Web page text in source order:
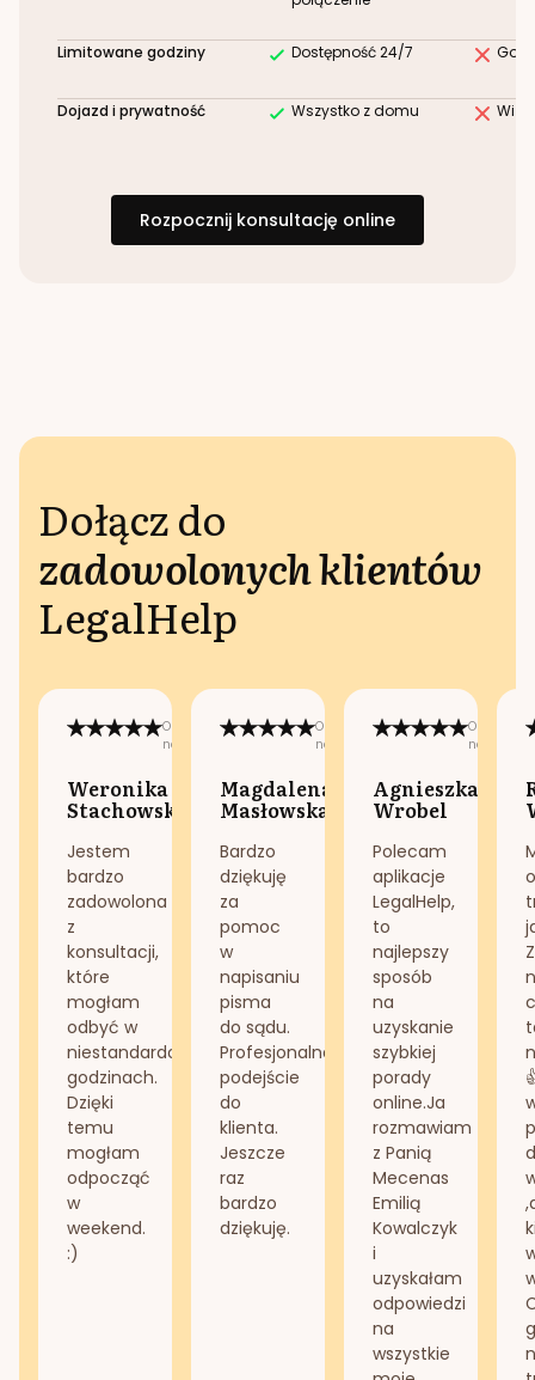
Limitowane godziny Dostępność 24/7
Dojazd i prywatność Wszystko z domu
Rozpocznij konsultację online
Dołącz do
zadowolonych klientów
LegalHelp
Opublikowano
na:
Weronika
Stachowska
Jestem
bardzo
zadowolona
z
konsultacji,
które
mogłam
odbyć w
niestandardowych
godzinach.
Dzięki
temu
mogłam
odpocząć
w
weekend.
:)
Opublikowano
na:
Magdalena
Masłowska
Bardzo
dziękuję
za
pomoc
w
napisaniu
pisma
do sądu.
Profesjonalne
podejście
do
klienta.
Jeszcze
raz
bardzo
dziękuję.
na:
Agnieszka
Wrobel
Polecam
aplikacje
LegalHelp,
to
najlepszy
sposób
na
uzyskanie
szybkiej
porady
online.Ja
rozmawiam
z Panią
Mecenas
Emilią
Kowalczyk
i
uzyskałam
odpowiedzi
na
wszystkie